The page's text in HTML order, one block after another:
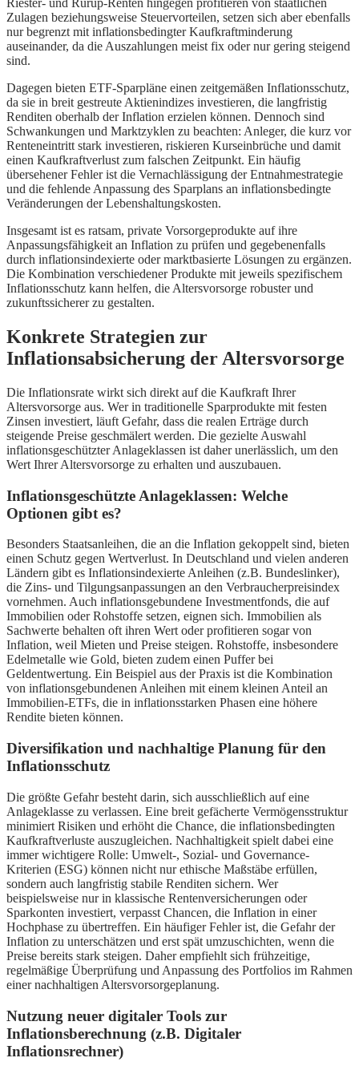
Riester- und Rürup-Renten hingegen profitieren von staatlichen
Zulagen beziehungsweise Steuervorteilen, setzen sich aber ebenfalls
nur begrenzt mit inflationsbedingter Kaufkraftminderung
auseinander, da die Auszahlungen meist fix oder nur gering steigend
sind.
Dagegen bieten ETF-Sparpläne einen zeitgemäßen Inflationsschutz,
da sie in breit gestreute Aktienindizes investieren, die langfristig
Renditen oberhalb der Inflation erzielen können. Dennoch sind
Schwankungen und Marktzyklen zu beachten: Anleger, die kurz vor
Renteneintritt stark investieren, riskieren Kurseinbrüche und damit
einen Kaufkraftverlust zum falschen Zeitpunkt. Ein häufig
übersehener Fehler ist die Vernachlässigung der Entnahmestrategie
und die fehlende Anpassung des Sparplans an inflationsbedingte
Veränderungen der Lebenshaltungskosten.
Insgesamt ist es ratsam, private Vorsorgeprodukte auf ihre
Anpassungsfähigkeit an Inflation zu prüfen und gegebenenfalls
durch inflationsindexierte oder marktbasierte Lösungen zu ergänzen.
Die Kombination verschiedener Produkte mit jeweils spezifischem
Inflationsschutz kann helfen, die Altersvorsorge robuster und
zukunftssicherer zu gestalten.
Konkrete Strategien zur
Inflationsabsicherung der Altersvorsorge
Die Inflationsrate wirkt sich direkt auf die Kaufkraft Ihrer
Altersvorsorge aus. Wer in traditionelle Sparprodukte mit festen
Zinsen investiert, läuft Gefahr, dass die realen Erträge durch
steigende Preise geschmälert werden. Die gezielte Auswahl
inflationsgeschützter Anlageklassen ist daher unerlässlich, um den
Wert Ihrer Altersvorsorge zu erhalten und auszubauen.
Inflationsgeschützte Anlageklassen: Welche
Optionen gibt es?
Besonders Staatsanleihen, die an die Inflation gekoppelt sind, bieten
einen Schutz gegen Wertverlust. In Deutschland und vielen anderen
Ländern gibt es Inflationsindexierte Anleihen (z.B. Bundeslinker),
die Zins- und Tilgungsanpassungen an den Verbraucherpreisindex
vornehmen. Auch inflationsgebundene Investmentfonds, die auf
Immobilien oder Rohstoffe setzen, eignen sich. Immobilien als
Sachwerte behalten oft ihren Wert oder profitieren sogar von
Inflation, weil Mieten und Preise steigen. Rohstoffe, insbesondere
Edelmetalle wie Gold, bieten zudem einen Puffer bei
Geldentwertung. Ein Beispiel aus der Praxis ist die Kombination
von inflationsgebundenen Anleihen mit einem kleinen Anteil an
Immobilien-ETFs, die in inflationsstarken Phasen eine höhere
Rendite bieten können.
Diversifikation und nachhaltige Planung für den
Inflationsschutz
Die größte Gefahr besteht darin, sich ausschließlich auf eine
Anlageklasse zu verlassen. Eine breit gefächerte Vermögensstruktur
minimiert Risiken und erhöht die Chance, die inflationsbedingten
Kaufkraftverluste auszugleichen. Nachhaltigkeit spielt dabei eine
immer wichtigere Rolle: Umwelt-, Sozial- und Governance-
Kriterien (ESG) können nicht nur ethische Maßstäbe erfüllen,
sondern auch langfristig stabile Renditen sichern. Wer
beispielsweise nur in klassische Rentenversicherungen oder
Sparkonten investiert, verpasst Chancen, die Inflation in einer
Hochphase zu übertreffen. Ein häufiger Fehler ist, die Gefahr der
Inflation zu unterschätzen und erst spät umzuschichten, wenn die
Preise bereits stark steigen. Daher empfiehlt sich frühzeitige,
regelmäßige Überprüfung und Anpassung des Portfolios im Rahmen
einer nachhaltigen Altersvorsorgeplanung.
Nutzung neuer digitaler Tools zur
Inflationsberechnung (z.B. Digitaler
Inflationsrechner)